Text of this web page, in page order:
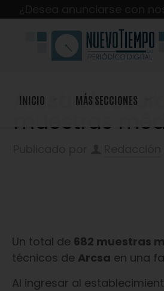
INICIO MÁS SECCIONES
Arcsa
muestras
Un total de 682 muestras
técnicos de Arcsa en una
Al ingresar al